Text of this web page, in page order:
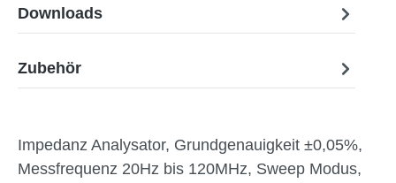
Downloads
Zubehör
Impedanz Analysator, Grundgenauigkeit ±0,05%,
Messfrequenz 20Hz bis 120MHz, Sweep Modus,